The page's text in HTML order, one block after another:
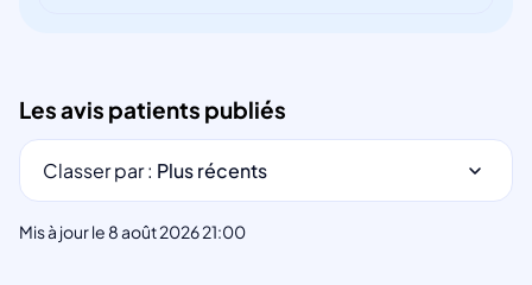
Les avis patients publiés
Classer par : Plus récents
Mis à jour le 8 août 2026 21:00